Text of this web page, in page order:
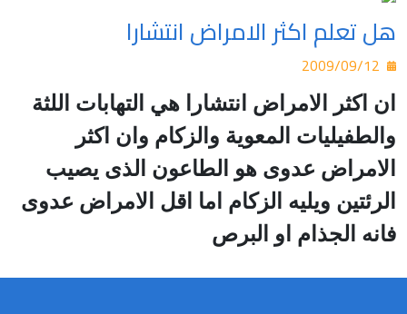
هل تعلم اكثر الامراض انتشارا
ان اكثر الامراض انتشارا هي التهابات اللثة
والطفيليات المعوية والزكام وان اكثر
الامراض عدوى هو الطاعون الذى يصيب
الرئتين ويليه الزكام اما اقل الامراض عدوى
فانه الجذام او البرص